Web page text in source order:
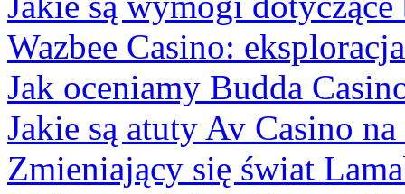
Wazbee Casino:
Jak oceniamy Budda
Jakie są atuty Av Casino
Zmieniający się świat